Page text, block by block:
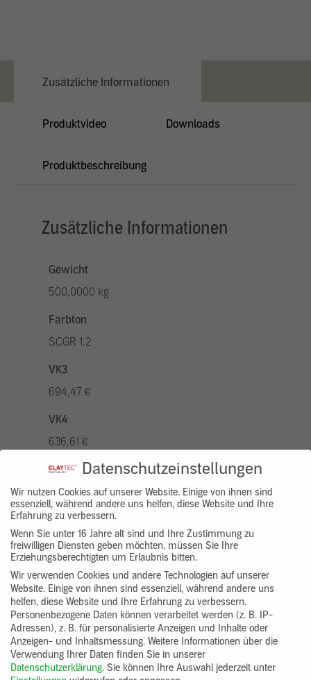
Zusätzliche Informationen
Produktvideo Downloads
Produktbeschreibung
Zusätzliche Informationen
Gewicht
500,0000 kg
Farbton
SCGR 1.2
VK3
694,47 €
VK4
636,61 €
VK5
810,22 €
VK7
578,73 €
Gruppenprodukt
yosima_designputz_bigb
Datenschutzeinstellungen
Wir nutzen Cookies auf unserer Website. Einige von ihnen sind
essenziell, während andere uns helfen, diese Website und Ihre
Erfahrung zu verbessern.
Wenn Sie unter 16 Jahre alt sind und Ihre Zustimmung zu
freiwilligen Diensten geben möchten, müssen Sie Ihre
Erziehungsberechtigten um Erlaubnis bitten.
Wir verwenden Cookies und andere Technologien auf unserer
Website. Einige von ihnen sind essenziell, während andere uns
helfen, diese Website und Ihre Erfahrung zu verbessern.
Personenbezogene Daten können verarbeitet werden (z. B. IP-
Adressen), z. B. für personalisierte Anzeigen und Inhalte oder
Anzeigen- und Inhaltsmessung. Weitere Informationen über die
Verwendung Ihrer Daten finden Sie in unserer
Datenschutzerklärung. Sie können Ihre Auswahl jederzeit unter